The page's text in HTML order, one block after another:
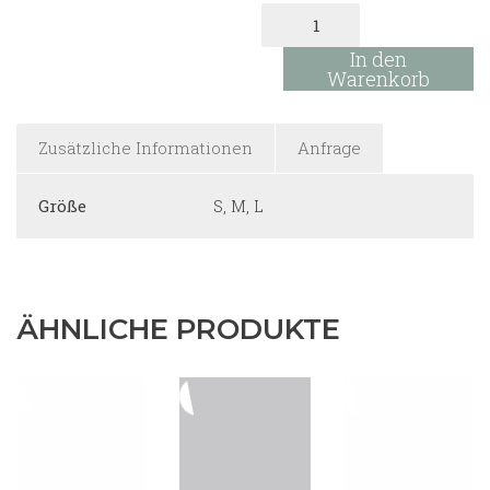
Honorine
April
Menge
In den
Warenkorb
Zusätzliche Informationen Anfrage
Größe S, M, L
ÄHNLICHE PRODUKTE